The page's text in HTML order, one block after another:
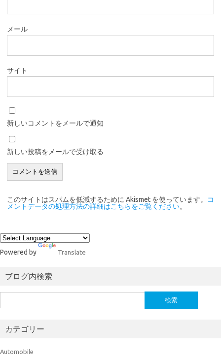
メール
サイト
新しいコメントをメールで通知
新しい投稿をメールで受け取る
このサイトはスパムを低減するために Akismet を使っています。
コ
メントデータの処理方法の詳細はこちらをご覧ください。
Powered by Translate
ブログ内検索
索:
カテゴリー
Automobile